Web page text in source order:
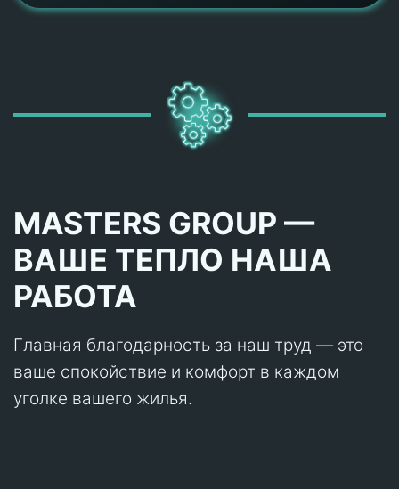
MASTERS GROUP —
ВАШЕ ТЕПЛО НАША
РАБОТА
Главная благодарность за наш труд — это
ваше спокойствие и комфорт в каждом
уголке вашего жилья.